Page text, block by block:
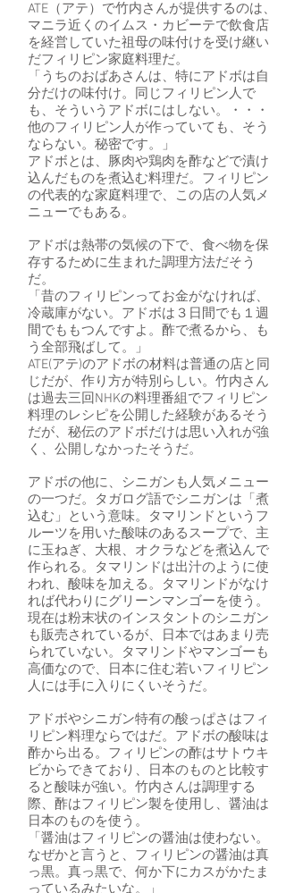
ATE（アテ）で竹内さんが提供するのは、
マニラ近くのイムス・カビーテで飲食店
を経営していた祖母の味付けを受け継い
だフィリピン家庭料理だ。
「うちのおばあさんは、特にアドボは自
分だけの味付け。同じフィリピン人で
も、そういうアドボにはしない。・・・
他のフィリピン人が作っていても、そう
ならない。秘密です。」
アドボとは、豚肉や鶏肉を酢などで漬け
込んだものを煮込む料理だ。フィリピン
の代表的な家庭料理で、この店の人気メ
ニューでもある。
アドボは熱帯の気候の下で、食べ物を保
存するために生まれた調理方法だそう
だ。
「昔のフィリピンってお金がなければ、
冷蔵庫がない。アドボは３日間でも１週
間でももつんですよ。酢で煮るから、も
う全部飛ばして。」
ATE(アテ)のアドボの材料は普通の店と同
じだが、作り方が特別らしい。竹内さん
は過去三回NHKの料理番組でフィリピン
料理のレシピを公開した経験があるそう
だが、秘伝のアドボだけは思い入れが強
く、公開しなかったそうだ。
アドボの他に、シニガンも人気メニュー
の一つだ。タガログ語でシニガンは「煮
込む」という意味。タマリンドというフ
ルーツを用いた酸味のあるスープで、主
に玉ねぎ、大根、オクラなどを煮込んで
作られる。タマリンドは出汁のように使
われ、酸味を加える。タマリンドがなけ
れば代わりにグリーンマンゴーを使う。
現在は粉末状のインスタントのシニガン
も販売されているが、日本ではあまり売
られていない。タマリンドやマンゴーも
高価なので、日本に住む若いフィリピン
人には手に入りにくいそうだ。
アドボやシニガン特有の酸っぱさはフィ
リピン料理ならではだ。アドボの酸味は
酢から出る。フィリピンの酢はサトウキ
ビからできており、日本のものと比較す
ると酸味が強い。竹内さんは調理する
際、酢はフィリピン製を使用し、醤油は
日本のものを使う。
「醤油はフィリピンの醤油は使わない。
なぜかと言うと、フィリピンの醤油は真
っ黒。真っ黒で、何か下にカスがかたま
っているみたいな。」